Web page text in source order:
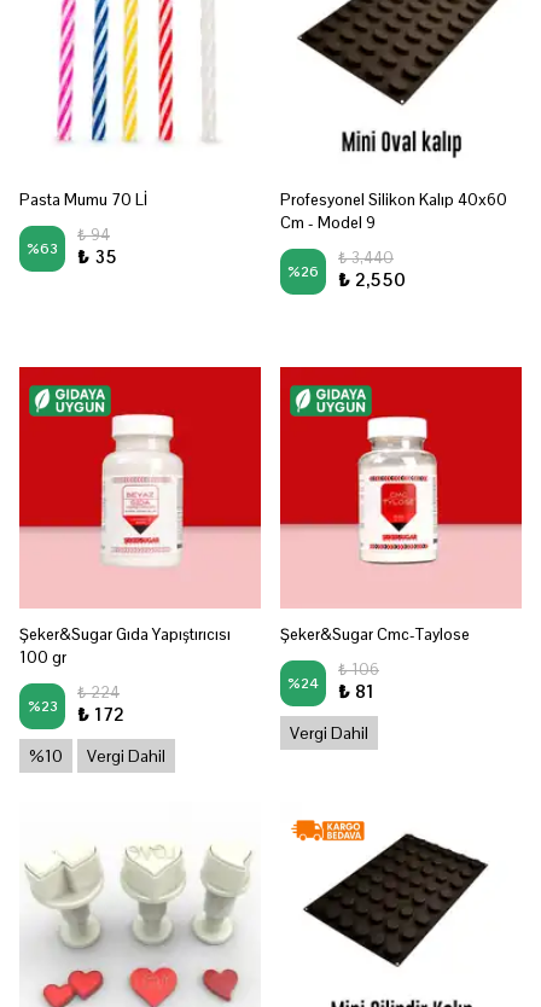
Pasta Mumu 70 Lİ
%63
₺ 94
₺ 35
Profesyonel Silikon Kalıp 40x60
Cm - Model 9
%26
₺ 3,440
₺ 2,550
Şeker&Sugar Gıda Yapıştırıcısı
100 gr
%23
₺ 224
₺ 172
%10 Vergi Dahil
Şeker&Sugar Cmc-Taylose
%24
₺ 106
₺ 81
Vergi Dahil